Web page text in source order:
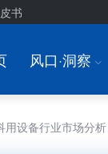
书
风口·洞察 I
用设备行业市场分